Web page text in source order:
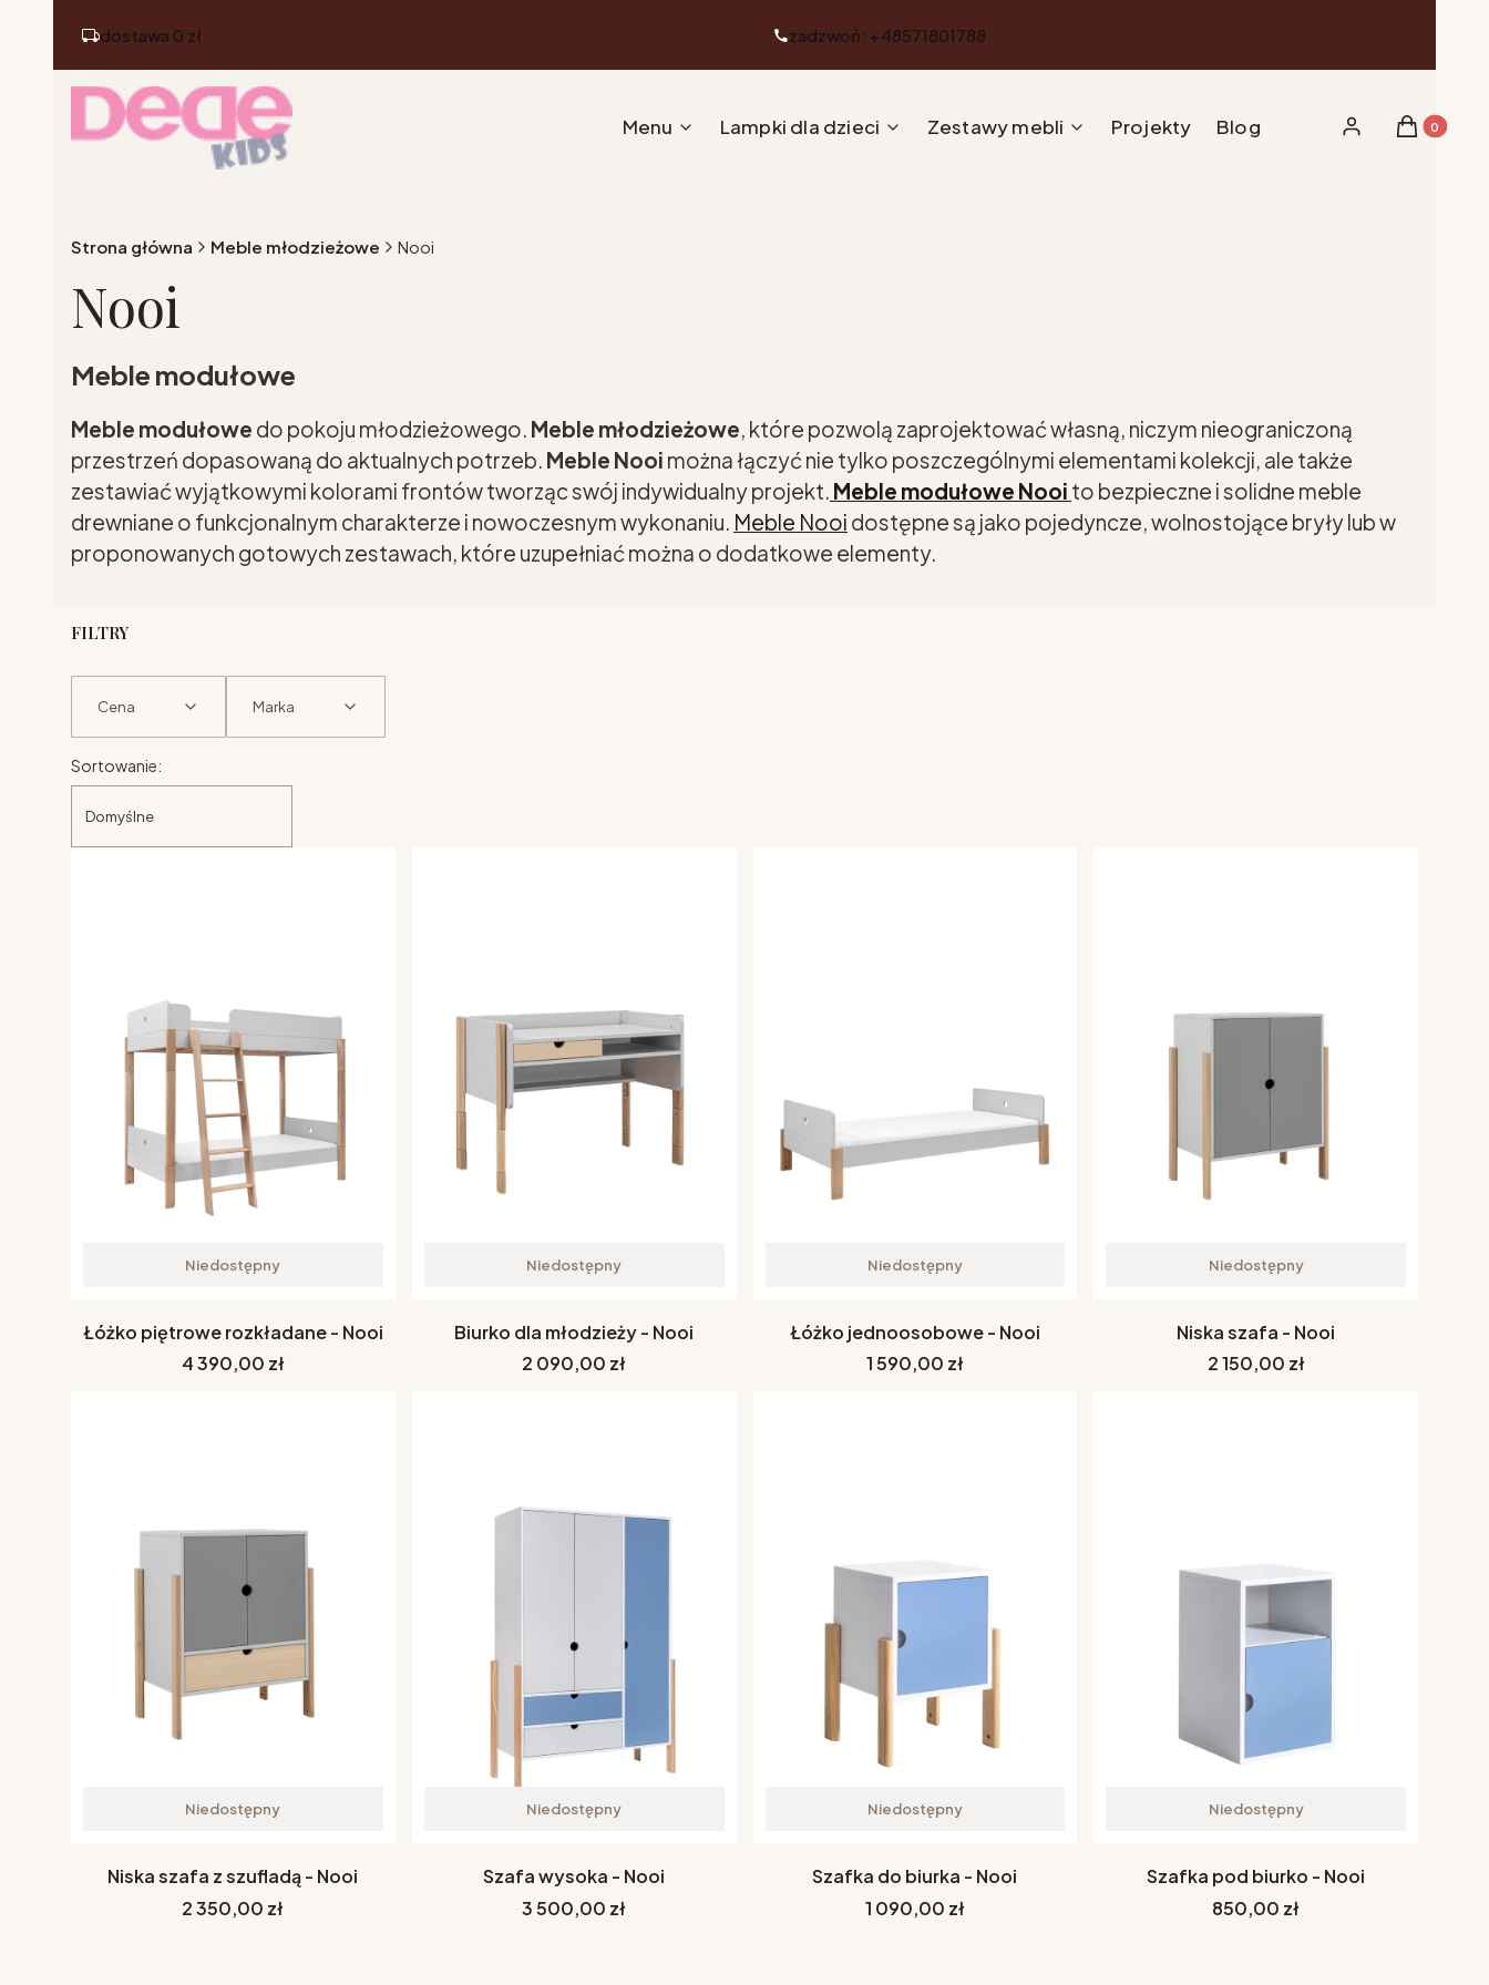
dostawa 0 zł zadzwoń: +48571801788
Menu Lampki dla dzieci Zestawy mebli Projekty Blog Zaloguj sięProdukty
Koszyk
Strona główna Meble młodzieżowe Nooi
Nooi
Meble modułowe
Meble modułowe do pokoju młodzieżowego. Meble młodzieżowe, które pozwolą zaprojektować własną, niczym nieograniczoną
przestrzeń dopasowaną do aktualnych potrzeb. Meble Nooi można łączyć nie tylko poszczególnymi elementami kolekcji, ale także
zestawiać wyjątkowymi kolorami frontów tworząc swój indywidualny projekt. Meble modułowe Nooi to bezpieczne i solidne meble
drewniane o funkcjonalnym charakterze i nowoczesnym wykonaniu. Meble Nooi dostępne są jako pojedyncze, wolnostojące bryły lub w
proponowanych gotowych zestawach, które uzupełniać można o dodatkowe elementy.
FILTRY
Cena Marka
Koniec filtrów
Lista produktów
Sortowanie:
Domyślne
Niedostępny
Łóżko piętrowe rozkładane - Nooi
Cena
4 390,00 zł
Niedostępny
Biurko dla młodzieży - Nooi
Cena
2 090,00 zł
Niedostępny
Łóżko jednoosobowe - Nooi
Cena
1 590,00 zł
Niedostępny
Niska szafa - Nooi
Cena
2 150,00 zł
Niedostępny
Niska szafa z szufladą - Nooi
Cena
2 350,00 zł
Niedostępny
Szafa wysoka - Nooi
Cena
3 500,00 zł
Niedostępny
Szafka do biurka - Nooi
Cena
1 090,00 zł
Niedostępny
Szafka pod biurko - Nooi
Cena
850,00 zł